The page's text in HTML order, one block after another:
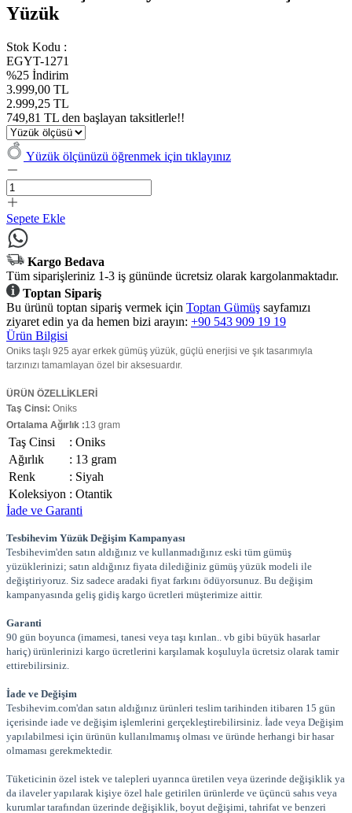
Yüzük
Stok Kodu :
EGYT-1271
%25 İndirim
3.999,00 TL
2.999,25 TL
749,81 TL den başlayan taksitlerle!!
Yüzük ölçünüzü öğrenmek için tıklayınız
Sepete Ekle
Kargo Bedava
Tüm siparişleriniz 1-3 iş gününde ücretsiz olarak kargolanmaktadır.
Toptan Sipariş
Bu ürünü toptan sipariş vermek için Toptan Gümüş sayfamızı
ziyaret edin ya da hemen bizi arayın: +90 543 909 19 19
Ürün Bilgisi
Oniks taşlı 925 ayar erkek gümüş yüzük, güçlü enerjisi ve şık tasarımıyla
tarzınızı tamamlayan özel bir aksesuardır.
ÜRÜN ÖZELLİKLERİ
Taş Cinsi: Oniks
Ortalama Ağırlık :13 gram
Taş Cinsi : Oniks
Ağırlık
: 13 gram
Renk
: Siyah
Koleksiyon : Otantik
İade ve Garanti
Tesbihevim Yüzük Değişim Kampanyası
Tesbihevim'den satın aldığınız ve kullanmadığınız eski tüm gümüş
yüzüklerinizi; satın aldığınız fiyata dilediğiniz gümüş yüzük modeli ile
değiştiriyoruz. Siz sadece aradaki fiyat farkını ödüyorsunuz. Bu değişim
kampanyasında geliş gidiş kargo ücretleri müşterimize aittir.
Garanti
90 gün boyunca (imamesi, tanesi veya taşı kırılan.. vb gibi büyük hasarlar
hariç) ürünlerinizi kargo ücretlerini karşılamak koşuluyla ücretsiz olarak tamir
ettirebilirsiniz.
İade ve Değişim
Tesbihevim.com'dan satın aldığınız ürünleri teslim tarihinden itibaren 15 gün
içerisinde iade ve değişim işlemlerini gerçekleştirebilirsiniz. İade veya Değişim
yapılabilmesi için ürünün kullanılmamış olması ve üründe herhangi bir hasar
olmaması gerekmektedir.
Tüketicinin özel istek ve talepleri uyarınca üretilen veya üzerinde değişiklik ya
da ilaveler yapılarak kişiye özel hale getirilen ürünlerde ve üçüncü sahıs veya
kurumlar tarafından üzerinde değişiklik, boyut değişimi, tahrifat ve benzeri